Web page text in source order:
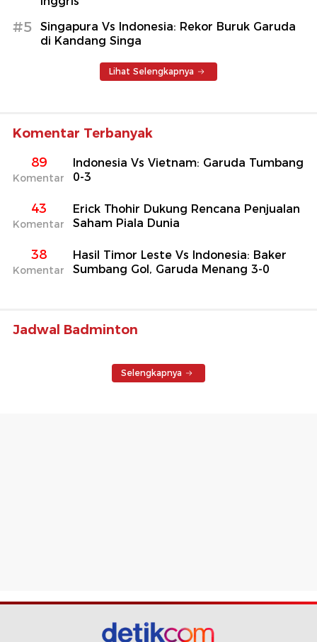
#5
Singapura Vs Indonesia: Rekor Buruk Garuda
di Kandang Singa
Lihat Selengkapnya
Komentar Terbanyak
89
Komentar
Indonesia Vs Vietnam: Garuda Tumbang
0-3
43
Komentar
Erick Thohir Dukung Rencana Penjualan
Saham Piala Dunia
38
Komentar
Hasil Timor Leste Vs Indonesia: Baker
Sumbang Gol, Garuda Menang 3-0
Jadwal Badminton
Selengkapnya